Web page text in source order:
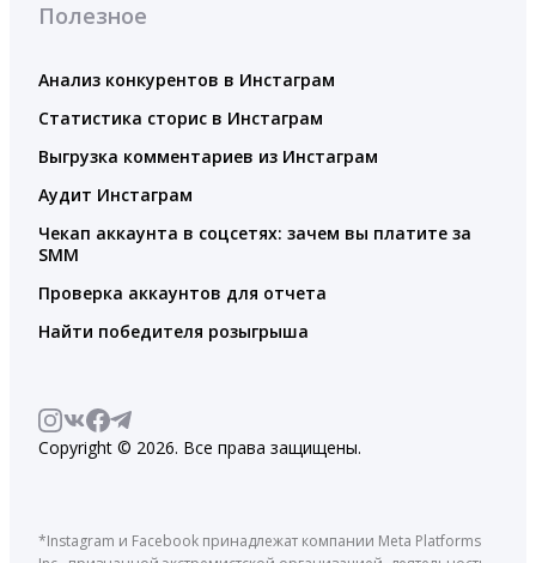
Полезное
Анализ конкурентов в Инстаграм
Статистика сторис в Инстаграм
Выгрузка комментариев из Инстаграм
Аудит Инстаграм
Чекап аккаунта в соцсетях: зачем вы платите за
SMM
Проверка аккаунтов для отчета
Найти победителя розыгрыша
Copyright © 2026. Все права защищены.
*Instagram и Facebook принадлежат компании Meta Platforms